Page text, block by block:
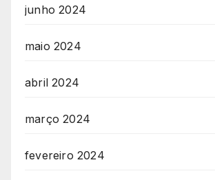
junho 2024
maio 2024
abril 2024
março 2024
fevereiro 2024